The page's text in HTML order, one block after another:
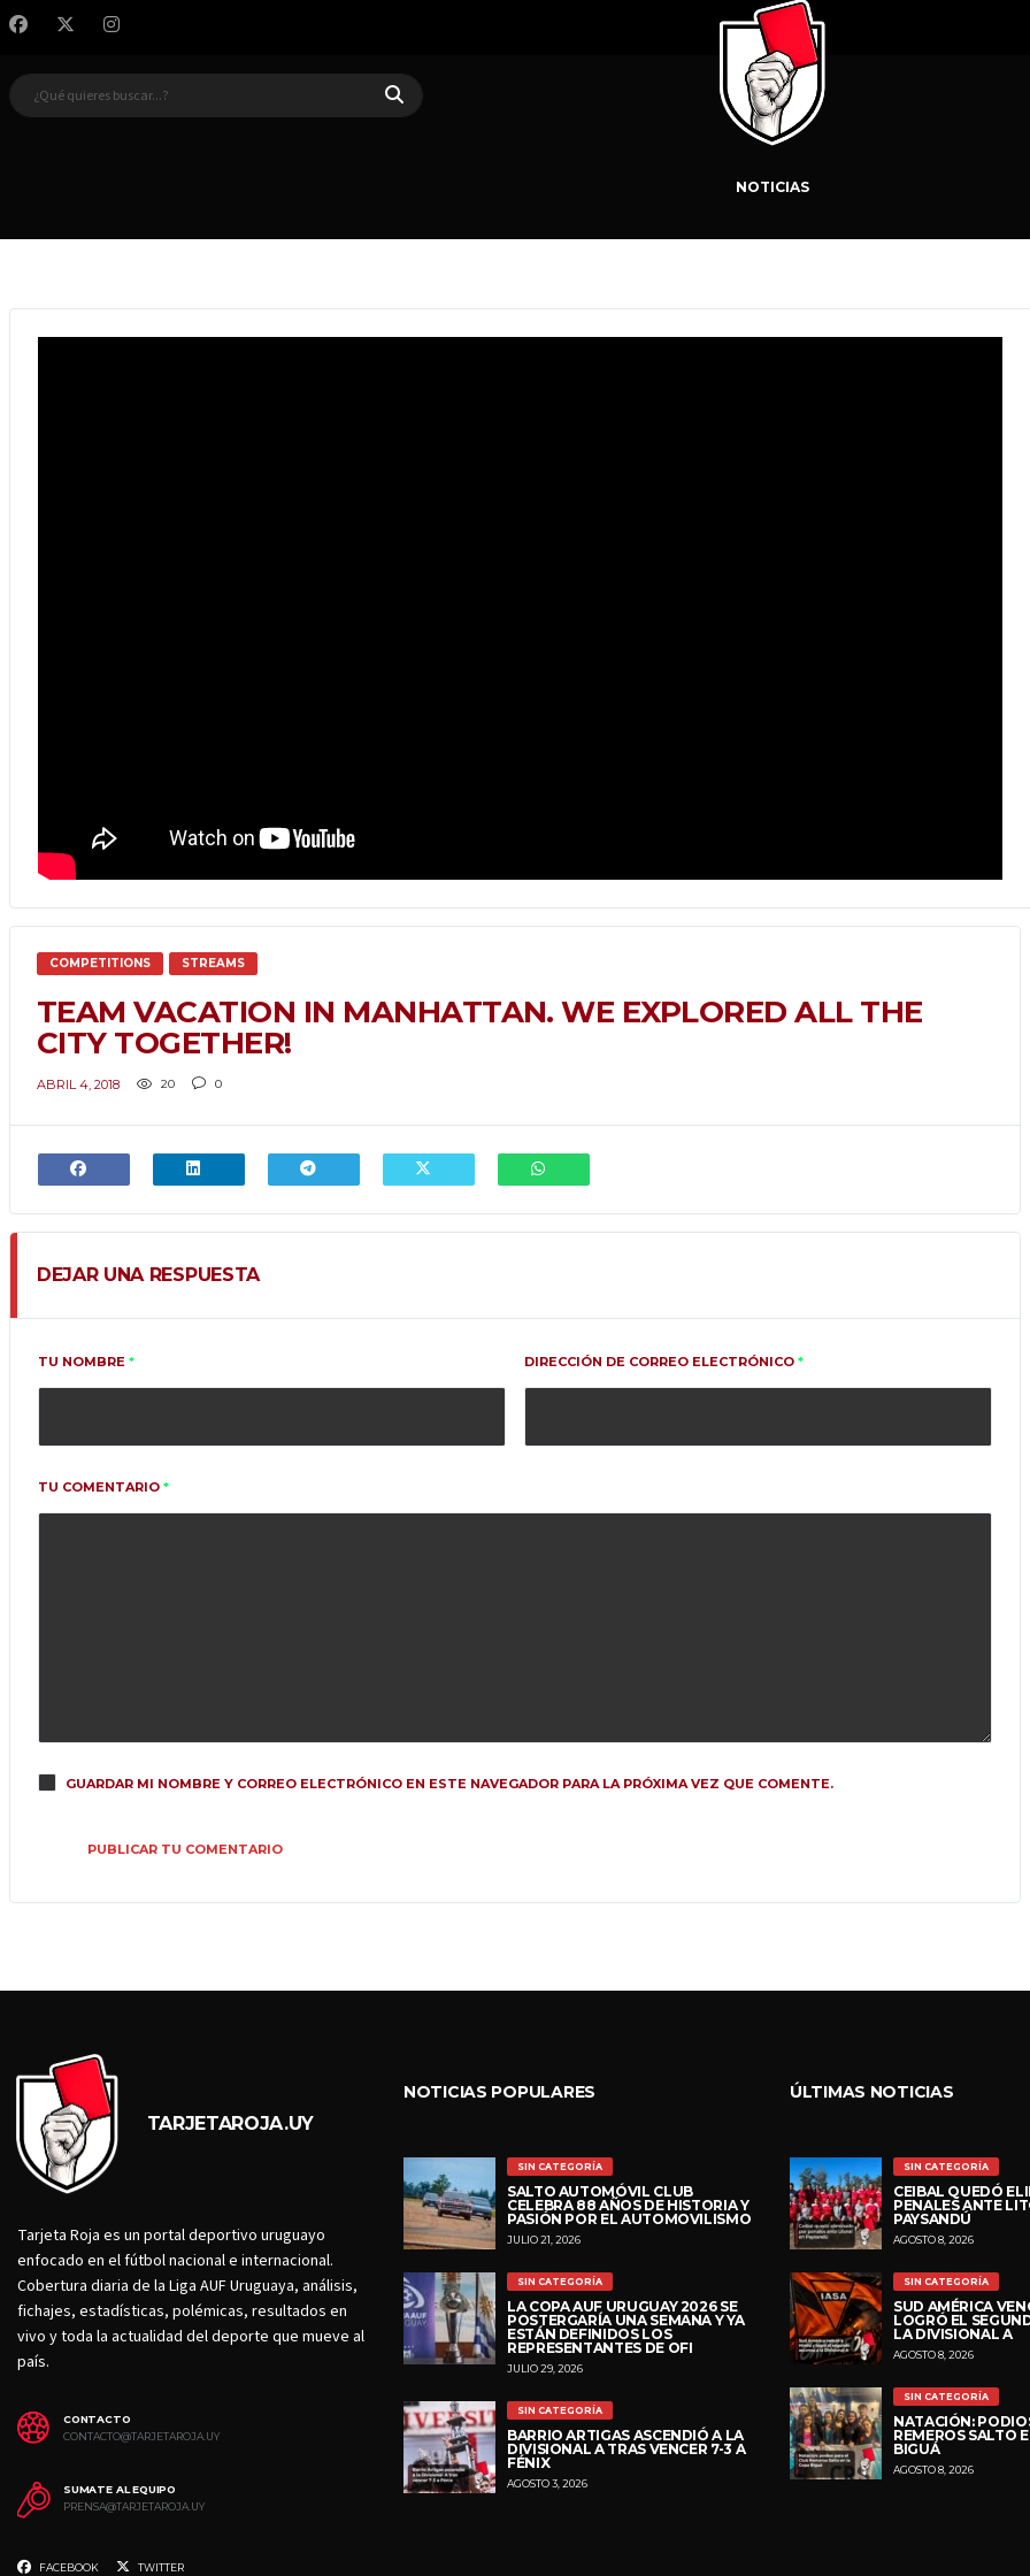
NOTICIAS
COMPETITIONS STREAMS
TEAM VACATION IN MANHATTAN. WE EXPLORED ALL THE
CITY TOGETHER!
ABRIL 4, 2018 20 0
DEJAR UNA RESPUESTA
TU NOMBRE * DIRECCIÓN DE CORREO ELECTRÓNICO *
TU COMENTARIO *
GUARDAR MI NOMBRE Y CORREO ELECTRÓNICO EN ESTE NAVEGADOR PARA LA PRÓXIMA VEZ QUE COMENTE.
TARJETAROJA.UY
Tarjeta Roja es un portal deportivo uruguayo
enfocado en el fútbol nacional e internacional.
Cobertura diaria de la Liga AUF Uruguaya, análisis,
fichajes, estadísticas, polémicas, resultados en
vivo y toda la actualidad del deporte que mueve al
país.
CONTACTO
CONTACTO@TARJETAROJA.UY
SUMATE AL EQUIPO
PRENSA@TARJETAROJA.UY
FACEBOOK TWITTER
NOTICIAS POPULARES
SIN CATEGORÍA
SALTO AUTOMÓVIL CLUB
CELEBRA 88 AÑOS DE HISTORIA Y
PASIÓN POR EL AUTOMOVILISMO
JULIO 21, 2026
SIN CATEGORÍA
LA COPA AUF URUGUAY 2026 SE
POSTERGARÍA UNA SEMANA Y YA
ESTÁN DEFINIDOS LOS
REPRESENTANTES DE OFI
JULIO 29, 2026
SIN CATEGORÍA
BARRIO ARTIGAS ASCENDIÓ A LA
DIVISIONAL A TRAS VENCER 7-3 A
FÉNIX
AGOSTO 3, 2026
ÚLTIMAS NOTICIAS
SIN CATEGORÍA
CEIBAL QUEDÓ
PENALES ANTE
PAYSANDÚ
AGOSTO 8, 2026
SIN CATEGORÍA
SUD AMÉRICA
LOGRÓ EL
LA DIVISIONAL A
AGOSTO 8, 2026
SIN CATEGORÍA
NATACIÓN:
REMEROS SALTO
BIGUÁ
AGOSTO 8, 2026